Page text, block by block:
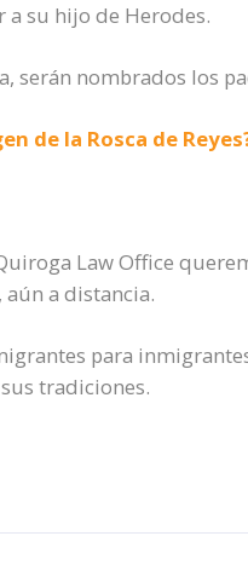
a su hijo de Herodes.
serán nombrados los
de la Rosca de
Law Office
a distancia.
para
tradiciones.